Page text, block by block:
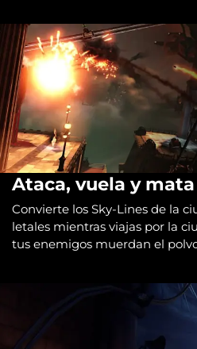
Ataca, vuela y mata
Convierte los Sky-Lines de la
letales mientras viajas por la
tus enemigos muerdan el